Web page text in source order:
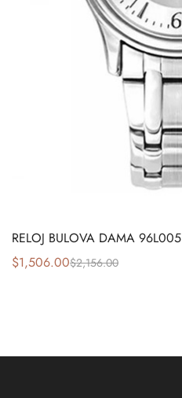
RELOJ BULOVA DAMA 96L005
$2,156.00
$1,506.00